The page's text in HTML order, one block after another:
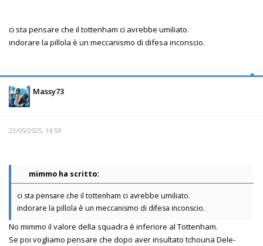
ci sta pensare che il tottenham ci avrebbe umiliato.
indorare la pillola è un meccanismo di difesa inconscio.
Massy73
23/05/2025, 14:59
mimmo ha scritto:
ci sta pensare che il tottenham ci avrebbe umiliato.
indorare la pillola è un meccanismo di difesa inconscio.
No mimmo il valore della squadra è inferiore al Tottenham.
Se poi vogliamo pensare che dopo aver insultato tchouna Dele-